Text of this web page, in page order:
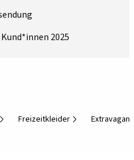
2025
Freizeitkleider